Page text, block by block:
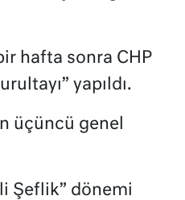
hafta sonra CHP
yapıldı.
üçüncü genel
Şeflik” dönemi